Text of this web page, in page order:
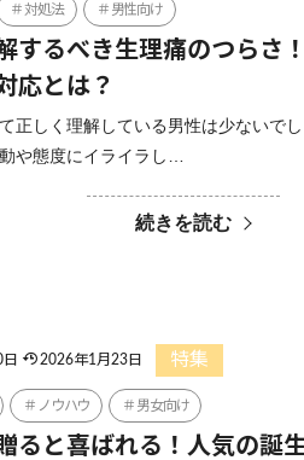
対処法 男性向け
するべき生理痛のつらさ
応とは？
正しく理解している男性は少ないで
や態度にイライラし…
続きを読む
2026年1月23日 特集
ノウハウ 男女向け
ると喜ばれる！人気の誕